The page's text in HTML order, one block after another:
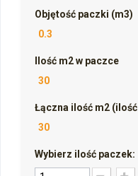
Objętość paczki (m3)
0.3
Ilość m2 w paczce
30
Łączna ilość m2
30
Wybierz ilość paczek: